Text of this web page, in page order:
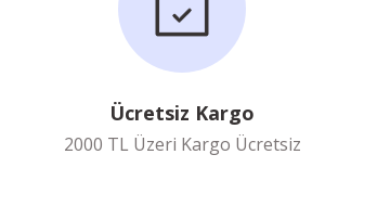
Ücretsiz Kargo
2000 TL Üzeri Kargo Ücretsiz